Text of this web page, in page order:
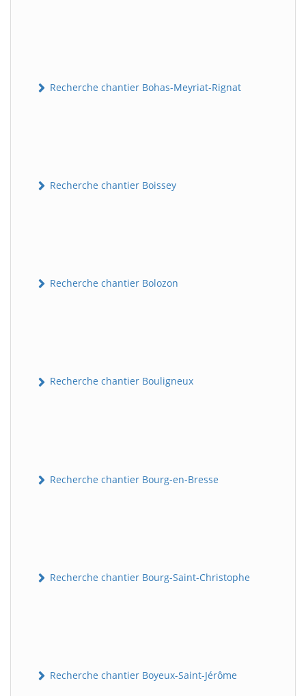
Recherche chantier Bohas-Meyriat-Rignat
Recherche chantier Boissey
Recherche chantier Bolozon
Recherche chantier Bouligneux
Recherche chantier Bourg-en-Bresse
Recherche chantier Bourg-Saint-Christophe
Recherche chantier Boyeux-Saint-Jérôme